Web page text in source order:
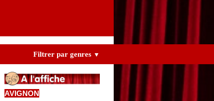
Filtrer par genres ▼
AVIGNON